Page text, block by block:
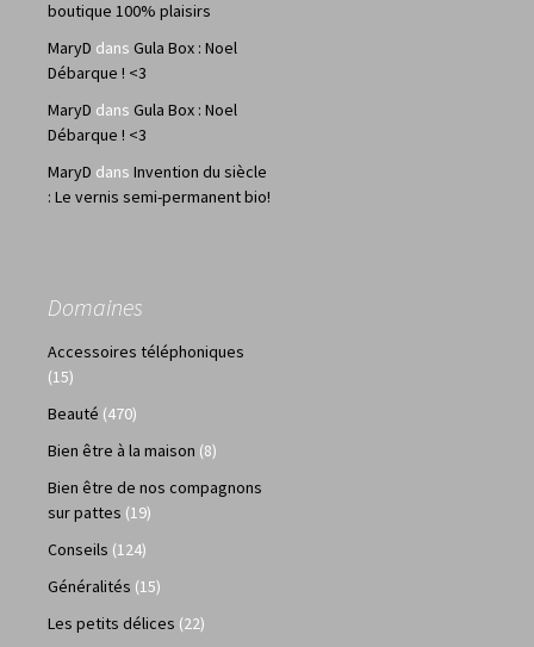
boutique 100% plaisirs
MaryD dans Gula Box : Noel
Débarque ! <3
MaryD dans Gula Box : Noel
Débarque ! <3
MaryD dans Invention du siècle
: Le vernis semi-permanent bio!
Domaines
Accessoires téléphoniques
(15)
Beauté (470)
Bien être à la maison (8)
Bien être de nos compagnons
sur pattes (19)
Conseils (124)
Généralités (15)
Les petits délices (22)